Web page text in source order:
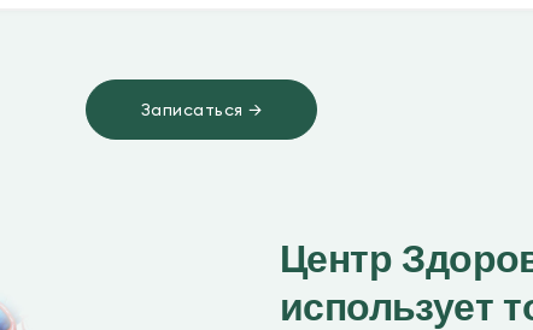
Записаться →
Центр
использует